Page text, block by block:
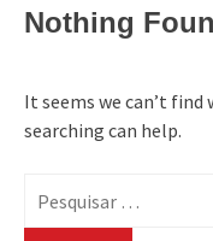
Nothing
It seems we can’t find
searching can help.
por: